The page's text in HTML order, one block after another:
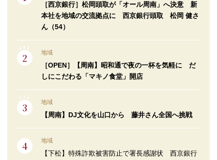
［西京銀行］松岡頭取が「オール周南」へ決意 新
本社を地域の交流拠点に 西京銀行頭取 松岡 健さ
ん（54）
地域
［OPEN］【周南】昭和通で夜の一杯を気軽に だ
しにこだわる「マキノ食堂」開店
地域
【周南】DJ文化を山口から 藤井さん全国へ挑戦
地域
【下松】特殊詐欺被害防止で署長感謝状 西京銀行